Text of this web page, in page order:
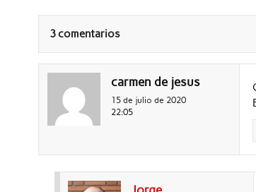
3 comentarios
carmen de jesus
15 de julio de 2020
22:05